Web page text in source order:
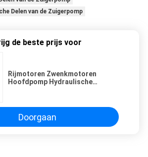
Delen van de Zuigerpomp
de beste prijs voor
Rijmotoren Zwenkmotoren
Hoofdpomp Hydraulische
Doorgaan